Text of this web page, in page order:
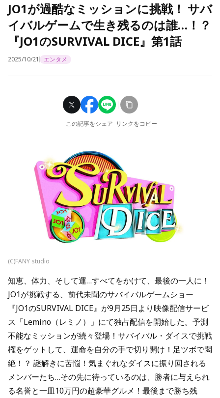
JO1が過酷なミッションに挑戦！ サバ
イバルゲームで生き残るのは誰…！？
『JO1のSURVIVAL DICE』第1話
2025/10/21 エンタメ
この記事をシェア リンクをコピー
(C)FANY studio
知恵、体力、そして運…すべてをかけて、最後の一人に！
JO1が挑戦する、前代未聞のサバイバルゲームショー
『JO1のSURVIVAL DICE』が9月25日より映像配信サービ
ス「Lemino（レミノ）」にて独占配信を開始した。予測
不能なミッションが続々登場！サバイバル・ダイスで挑戦
権をゲットして、運命を自分の手で切り開け！足ツボで悶
絶！？ 謎解きに苦悩！気まぐれなダイスに振り回される
メンバーたち…その先に待っているのは、勝者に与えられ
る名誉と一皿10万円の超豪華グルメ！最後まで勝ち残